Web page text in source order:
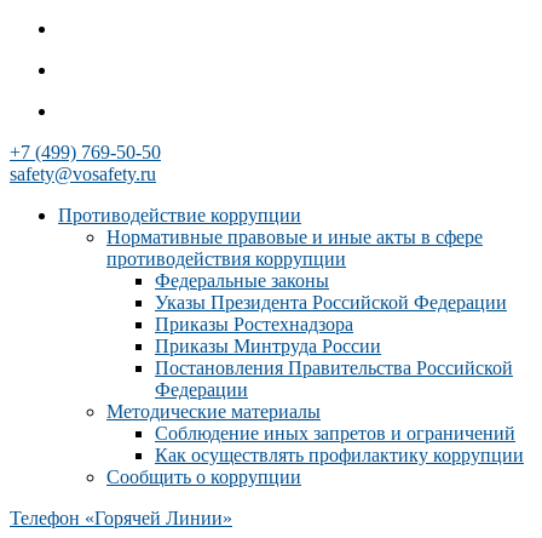
+7 (499) 769-50-50
safety@vosafety.ru
Противодействие коррупции
Нормативные правовые и иные акты в сфере
противодействия коррупции
Федеральные законы
Указы Президента Российской Федерации
Приказы Ростехнадзора
Приказы Минтруда России
Постановления Правительства Российской
Федерации
Методические материалы
Соблюдение иных запретов и ограничений
Как осуществлять профилактику коррупции
Сообщить о коррупции
Телефон «Горячей Линии»